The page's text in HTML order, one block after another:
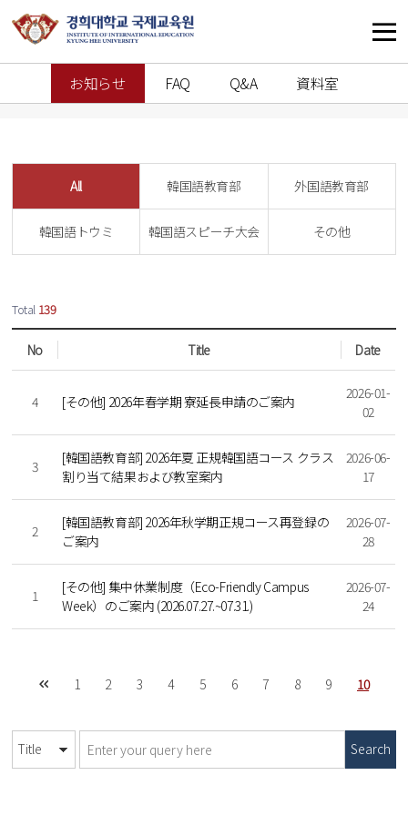
お知らせ FAQ Q&A 資料室
All 韓国語教育部 外国語教育部
韓国語トウミ 韓国語スピーチ大会 その他
Total 139
No Title Date
4 [その他] 2026年春学期 寮延長申請のご案内
2026-01-
02
3
[韓国語教育部] 2026年夏 正規韓国語コース クラス
割り当て結果および教室案内
2026-06-
17
2
[韓国語教育部] 2026年秋学期正規コース再登録の
ご案内
2026-07-
28
1
[その他] 集中休業制度（Eco-Friendly Campus
Week）のご案内 (2026.07.27.~07.31.)
2026-07-
24
1 2 3 4 5 6 7 8 9 10
Search